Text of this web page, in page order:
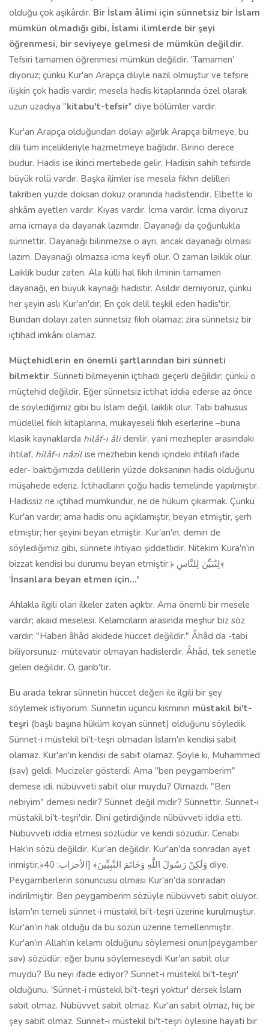
olduğu çok aşikârdır. Bir İslam âlimi için sünnetsiz bir İslam
mümkün olmadığı gibi, İslami ilimlerde bir şeyi
öğrenmesi, bir seviyeye gelmesi de mümkün değildir.
Tefsiri tamamen öğrenmesi mümkün değildir. 'Tamamen'
diyoruz; çünkü Kur'an Arapça diliyle nazil olmuştur ve tefsire
ilişkin çok hadis vardır; mesela hadis kitaplarında özel olarak
uzun uzadıya "kitabu't-tefsir" diye bölümler vardır.
Kur'an Arapça olduğundan dolayı ağırlık Arapça bilmeye, bu
dili tüm incelikleriyle hazmetmeye bağlıdır. Birinci derece
budur. Hadis ise ikinci mertebede gelir. Hadisin sahih tefsirde
büyük rolü vardır. Başka ilimler ise mesela fıkhın delilleri
takriben yüzde doksan dokuz oranında hadistendir. Elbette ki
ahkâm ayetleri vardır. Kıyas vardır. İcma vardır. İcma diyoruz
ama icmaya da dayanak lazımdır. Dayanağı da çoğunlukla
sünnettir. Dayanağı bilinmezse o ayrı, ancak dayanağı olması
lazım. Dayanağı olmazsa icma keyfi olur. O zaman laiklik olur.
Laiklik budur zaten. Ala külli hal fıkıh ilminin tamamen
dayanağı, en büyük kaynağı hadistir. Asıldır demiyoruz, çünkü
her şeyin aslı Kur'an'dır. En çok delil teşkil eden hadis'tir.
Bundan dolayı zaten sünnetsiz fıkıh olamaz; zira sünnetsiz bir
içtihad imkânı olamaz.
Müçtehidlerin en önemli şartlarından biri sünneti
bilmektir. Sünneti bilmeyenin içtihadı geçerli değildir; çünkü o
müçtehid değildir. Eğer sünnetsiz ictihat iddia ederse az önce
de söylediğimiz gibi bu İslam değil, laiklik olur. Tabi bahusus
müdellel fıkıh kitaplarına, mukayeseli fıkıh eserlerine –buna
klasik kaynaklarda hilâf-ı âlidenilir, yani mezhepler arasındaki
ihtilaf, hilâf-ı nâzil ise mezhebin kendi içindeki ihtilafı ifade
eder- baktığımızda delillerin yüzde doksanının hadis olduğunu
müşahede ederiz. İctihadların çoğu hadis temelinde yapılmıştır.
Hadissiz ne içtihad mümkündür, ne de hüküm çıkarmak. Çünkü
Kur'an vardır; ama hadis onu açıklamıştır, beyan etmiştir, şerh
etmiştir; her şeyini beyan etmiştir. Kur'an'ın, demin de
söylediğimiz gibi, sünnete ihtiyacı şiddetlidir. Nitekim Kura'n'ın
bizzat kendisi bu durumu beyan etmiştir:﴿ لِتُبَيِّنَ لِلنَّاسِ﴾
'İnsanlara beyan etmen için…'
Ahlakla ilgili olan ilkeler zaten açıktır. Ama önemli bir mesele
vardır; akaid meselesi. Kelamcıların arasında meşhur biz söz
vardır: "Haberi âhâd akidede hüccet değildir." Âhâd da -tabi
biliyorsunuz- mütevatir olmayan hadislerdir. Âhâd, tek senetle
gelen değildir. O, garib'tir.
Bu arada tekrar sünnetin hüccet değeri ile ilgili bir şey
söylemek istiyorum. Sünnetin üçüncü kısmının müstakil bi't-
teşri (başlı başına hüküm koyan sünnet) olduğunu söyledik.
Sünnet-i müstekil bi't-teşri olmadan İslam'ın kendisi sabit
olamaz. Kur'an'ın kendisi de sabit olamaz. Şöyle ki, Muhammed
(sav) geldi. Mucizeler gösterdi. Ama "ben peygamberim"
demese idi, nübüvveti sabit olur muydu? Olmazdı. "Ben
nebiyim" demesi nedir? Sünnet değil midir? Sünnettir. Sünnet-i
müstakil bi't-teşri'dir. Dini getirdiğinde nübüvveti iddia etti.
Nübüvveti iddia etmesi sözlüdür ve kendi sözüdür. Cenabı
Hak'ın sözü değildir, Kur'an değildir. Kur'an'da sonradan ayet
inmiştir,﴿وَلَكِنْ رَسُولَ اللَّهِ وَخَاتَمَ النَّبِيِّينَ﴾ [الأحزاب: 40 diye.
Peygamberlerin sonuncusu olması Kur'an'da sonradan
indirilmiştir. Ben peygamberim sözüyle nübüvveti sabit oluyor.
İslam'ın temeli sünnet-i müstakil bi't-teşri üzerine kurulmuştur.
Kur'an'ın hak olduğu da bu sözün üzerine temellenmiştir.
Kur'an'ın Allah'ın kelamı olduğunu söylemesi onun(peygamber
sav) sözüdür; eğer bunu söylemeseydi Kur'an sabit olur
muydu? Bu neyi ifade ediyor? Sünnet-i müstekil bi't-teşri'
olduğunu. 'Sünnet-i müstekil bi't-teşri yoktur' dersek İslam
sabit olmaz. Nübüvvet sabit olmaz. Kur'an sabit olmaz, hiç bir
şey sabit olmaz. Sünnet-i müstekil bi't-teşri öylesine hayati bir